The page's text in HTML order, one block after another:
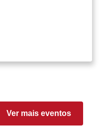
Ver mais eventos